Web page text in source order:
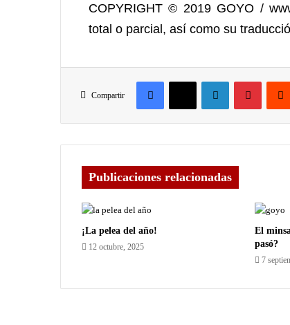
COPYRIGHT © 2019 GOYO /
total o parcial, así como su
Compartir
Publicaciones relacionadas
¡La pelea del año!
12 octubre, 2025
El
pasó?
7